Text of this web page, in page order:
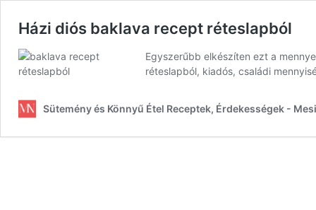
Házi diós baklava recept réteslapból
Egyszerűbb elkészíten ezt a
réteslapból, kiadós, családi
Sütemény és Könnyű Étel Receptek, Érdekességek -